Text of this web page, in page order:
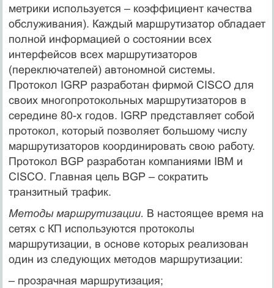
метрики используется – коэффициент качества
обслуживания). Каждый маршрутизатор обладает
полной информацией о состоянии всех
интерфейсов всех маршрутизаторов
(переключателей) автономной системы.
Протокол IGRP разработан фирмой CISCO для
своих многопротокольных маршрутизаторов в
середине 80-х годов. IGRP представляет собой
протокол, который позволяет большому числу
маршрутизаторов координировать свою работу.
Протокол BGP разработан компаниями IBM и
CISCO. Главная цель BGP – сократить
транзитный трафик.
Методы маршрутизации. В настоящее время на
сетях с КП используются протоколы
маршрутизации, в основе которых реализован
один из следующих методов маршрутизации:
– прозрачная маршрутизация;